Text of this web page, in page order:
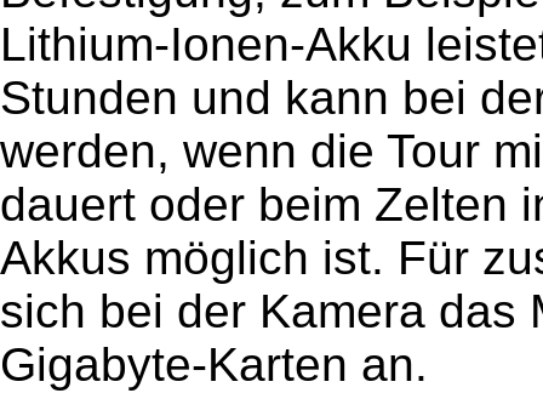
Lithium-Ionen-Akku
Stunden und kann bei
werden, wenn die Tour
dauert oder beim Zelten
Akkus möglich ist. Für
sich bei der Kamera das
Gigabyte-Karten an.